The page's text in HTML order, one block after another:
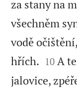
za stany na
všechněm
vodě
hřích. 

10 A
jalovice,